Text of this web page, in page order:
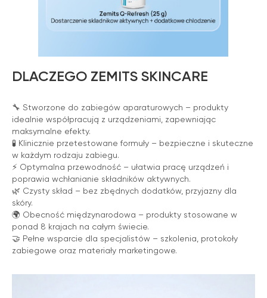
DLACZEGO ZEMITS SKINCARE
🔧 Stworzone do zabiegów aparaturowych – produkty
idealnie współpracują z urządzeniami, zapewniając
maksymalne efekty.
🧪 Klinicznie przetestowane formuły – bezpieczne i skuteczne
w każdym rodzaju zabiegu.
⚡️ Optymalna przewodność – ułatwia pracę urządzeń i
poprawia wchłanianie składników aktywnych.
🌿 Czysty skład – bez zbędnych dodatków, przyjazny dla
skóry.
🌍 Obecność międzynarodowa – produkty stosowane w
ponad 8 krajach na całym świecie.
🤝 Pełne wsparcie dla specjalistów – szkolenia, protokoły
zabiegowe oraz materiały marketingowe.